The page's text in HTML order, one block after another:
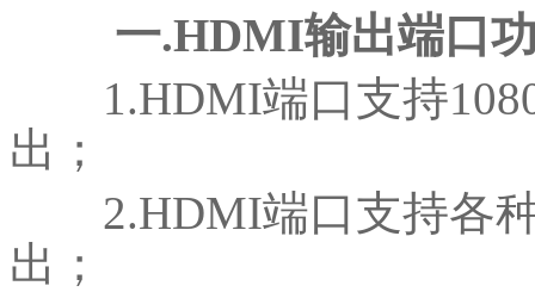
一.HDMI输出端口
1.HDMI端口支持
出；
2.HDMI端口支持各种
出；